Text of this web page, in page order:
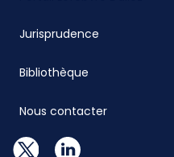
Jurisprudence
Bibliothèque
Nous contacter